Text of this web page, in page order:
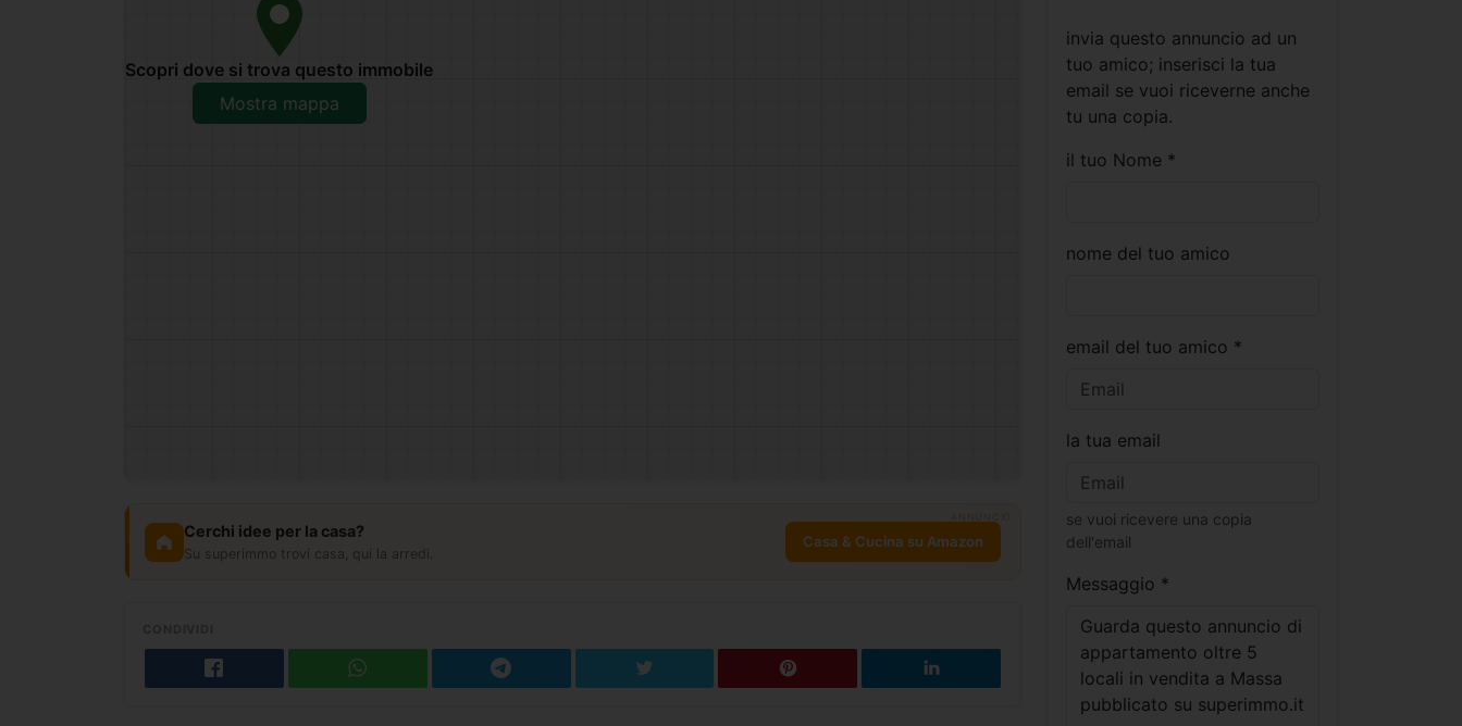
Scopri dove si trova questo immobile
Mostra mappa
Cerchi idee per la casa?
Su superimmo trovi casa, qui la arredi.
Casa & Cucina su Amazon
invia questo annuncio ad un
tuo amico; inserisci la tua
email se vuoi riceverne anche
tu una copia.
il tuo Nome *
nome del tuo amico
email del tuo amico *
la tua email
se vuoi ricevere una copia
dell'email
Messaggio *